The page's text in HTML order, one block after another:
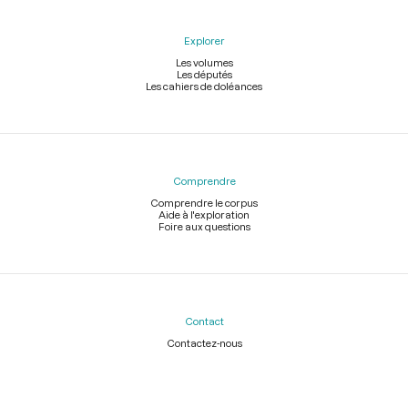
Explorer
Les volumes
Les députés
Les cahiers de doléances
Comprendre
Comprendre le corpus
Aide à l'exploration
Foire aux questions
Contact
Contactez-nous